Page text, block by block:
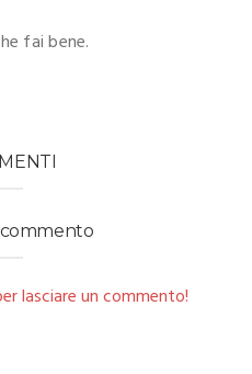
fai bene.
commento
lasciare un commento!